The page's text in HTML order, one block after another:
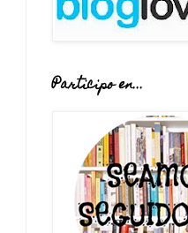
Participo en...